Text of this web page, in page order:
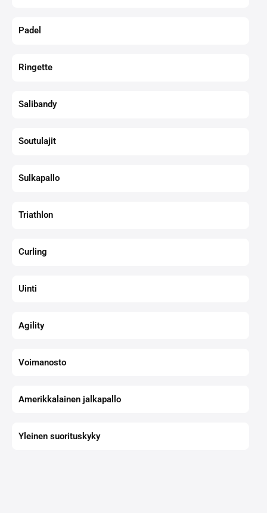
Padel
Ringette
Salibandy
Soutulajit
Sulkapallo
Triathlon
Curling
Uinti
Agility
Voimanosto
Amerikkalainen jalkapallo
Yleinen suorituskyky